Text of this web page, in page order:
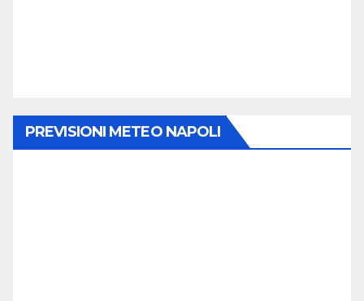
PREVISIONI METEO NAPOLI